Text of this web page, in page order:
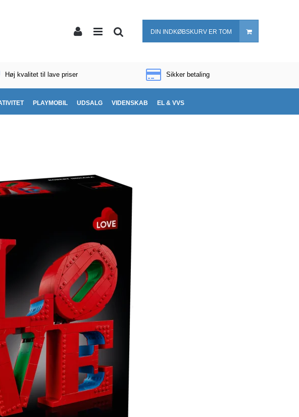
DIN INDKØBSKURV ER TOM
Høj kvalitet til lave priser Sikker betaling
PLAYMOBIL UDSALG VIDENSKAB EL & VVS